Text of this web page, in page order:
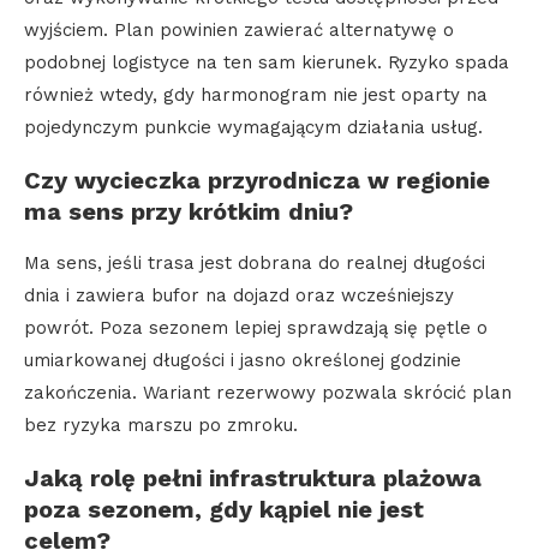
wyjściem. Plan powinien zawierać alternatywę o
podobnej logistyce na ten sam kierunek. Ryzyko spada
również wtedy, gdy harmonogram nie jest oparty na
pojedynczym punkcie wymagającym działania usług.
Czy wycieczka przyrodnicza w regionie
ma sens przy krótkim dniu?
Ma sens, jeśli trasa jest dobrana do realnej długości
dnia i zawiera bufor na dojazd oraz wcześniejszy
powrót. Poza sezonem lepiej sprawdzają się pętle o
umiarkowanej długości i jasno określonej godzinie
zakończenia. Wariant rezerwowy pozwala skrócić plan
bez ryzyka marszu po zmroku.
Jaką rolę pełni infrastruktura plażowa
poza sezonem, gdy kąpiel nie jest
celem?